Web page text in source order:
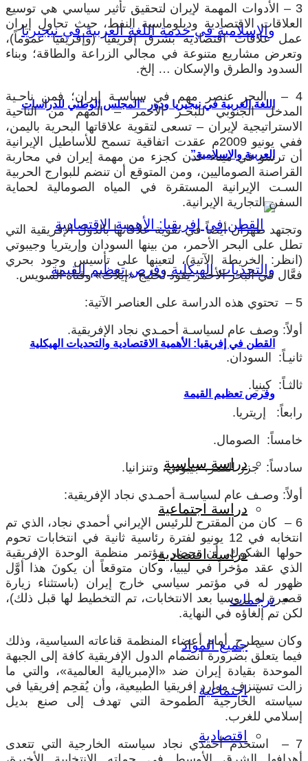
اللغة العربية في نيجيريا ودور “المجلس الوطني للدراسات
العربية والإسلامية”
القطن في إفريقيا: الأهمية الاقتصادية والتحديات الهيكلية
وفرص تعظيم القيمة
دراسة سياسية
دراسة اجتماعية
دراسة اقتصادية
ترجمات
جميع المواد
اجتماعية
اقتصادية
3 – الأدوات المهمة لإيران لتحقيق تأثير سياسي هي توسيع
العلاقات الاقتصادية ودبلوماسية النفط، حيث تحاول إيران
عمل علاقات اقتصادية بشرق إفريقيا (وإفريقيا عموماً)،
وتعرض مشاريع متنوعة في مجالي الزراعة والطاقة؛ وبناء
السدود والطرق والإسكان … إلخ.
4 – البحر عنصر مهم في سياسـة إيران؛ فمن ناحـية
المدخل الجنوبي للبحـر الأحمر – المهم من الناحية
الاستراتيجية لإيران – تسعى لتقوية علاقاتها البحرية باليمن،
ففي يونيو 2009م عقدت اتفاقية تسمح للأساطيل الإيرانية
أن ترسو في ميناء عدن كجزء من مهمة إيران في محاربة
القراصنة الصوماليين، ومن المتوقع أن تنضم للبوارج الحربية
السـت الإيرانية المستقرة في المياه الصومالية لحماية
السفن التجارية الإيرانية.
وتجتهد طهران أيضاً في تقوية علاقاتها بالدول الإفريقية التي
تطل على البحر الأحمر، من بينها السودان وإريتريا وجيبوتي
(انظر: الخريطة الآتية)، لتعينها على تأسيس وجود بحري
فعَّال في البحر الأحمر يقود لخليج «إيلات» وقناة السويس.
5 – تحتوي هذه الدراسة على العناصر الآتية:
أولاً: وصف عام لسياسـة أحمـدي نجاد الإفريقية.
ثانيـاً: السودان.
ثالثـاً: كينيا.
رابعاً: إريتريا.
خامساً: الصومال.
سادساً: جزر القمر، جيبوتي، وتنزانيا.
أولاً: وصـف عام لسياسـة أحمـدي نجاد الإفريقية:
6 – كان من المقترح للرئيس الإيراني أحمدي نجاد، الذي تم
انتخابه في 12 يونيو لفترة رئاسية ثانية في انتخابات تحوم
حولها الشكوك، أن يحضر مؤتمر منظمة الوحدة الإفريقية
الذي عقد مؤخراً في ليبيا، وكان متوقعاً أن يكونَ هذا أوَّل
ظهور له في مؤتمر سياسي خارج إيران (باستثناء زيارة
قصيرة له لروسيا بعد الانتخابات، تم التخطيط لها قبل ذلك)،
لكن تم إلغاؤه في النهاية.
وكان سيطرح أمام أعضاء المنظمة قناعاته السياسية، وذلك
فيما يتعلق بضرورة انضمام الدول الإفريقية كافة إلى الجبهة
الموحدة بقيادة إيران ضد «الإمبريالية العالمية»، والتي ما
زالت تستنزف موارد إفريقيا الطبيعية، وأن يُقحِم إفريقيا في
سياسته الخارجية الطموحة التي تهدف إلى صنع بديل
إسلامي للغرب.
7 – استخدم أحمدي نجاد سياسته الخارجية التي تتعدى